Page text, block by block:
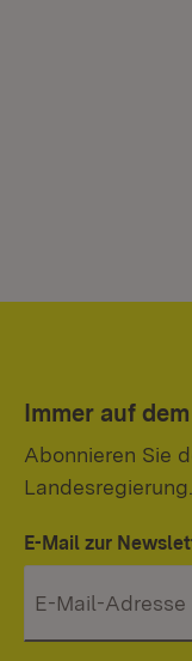
Immer auf
Abonnieren Sie
Landesregierung.
E-Mail zur